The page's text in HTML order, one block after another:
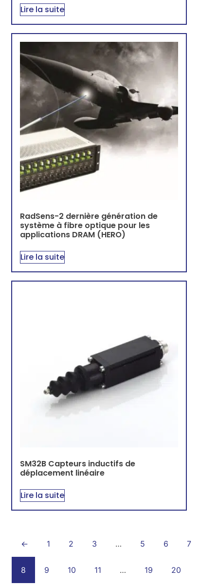
Lire la suite
RadSens-2 dernière génération de
système à fibre optique pour les
applications DRAM (HERO)
Lire la suite
SM32B Capteurs inductifs de
déplacement linéaire
Lire la suite
← 1 2 3 … 5 6 7
8 9 10 11 … 19 20